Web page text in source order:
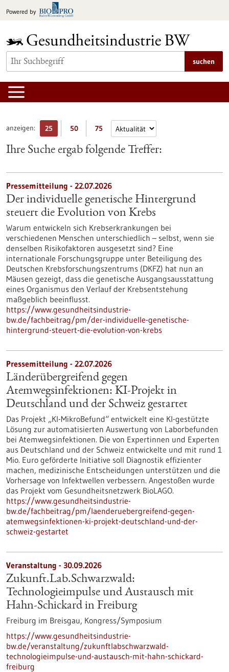
Inhalt
Powered by
suchen
anzeigen: 25 50 75
Ihre Suche ergab folgende Treffer:
Pressemitteilung - 22.07.2026
Der individuelle genetische Hintergrund
steuert die Evolution von Krebs
Warum entwickeln sich Krebserkrankungen bei
verschiedenen Menschen unterschiedlich – selbst, wenn sie
denselben Risikofaktoren ausgesetzt sind? Eine
internationale Forschungsgruppe unter Beteiligung des
Deutschen Krebsforschungszentrums (DKFZ) hat nun an
Mäusen gezeigt, dass die genetische Ausgangsausstattung
eines Organismus den Verlauf der Krebsentstehung
maßgeblich beeinflusst.
https://www.gesundheitsindustrie-
bw.de/fachbeitrag/pm/der-individuelle-genetische-
hintergrund-steuert-die-evolution-von-krebs
Pressemitteilung - 22.07.2026
Länderübergreifend gegen
Atemwegsinfektionen: KI-Projekt in
Deutschland und der Schweiz gestartet
Das Projekt „KI-MikroBefund“ entwickelt eine KI-gestützte
Lösung zur automatisierten Auswertung von Laborbefunden
bei Atemwegsinfektionen. Die von Expertinnen und Experten
aus Deutschland und der Schweiz entwickelte und mit rund 1
Mio. Euro geförderte Initiative soll Diagnostik effizienter
machen, medizinische Entscheidungen unterstützen und die
Vorhersage von Infektwellen verbessern. Angestoßen wurde
das Projekt vom Gesundheitsnetzwerk BioLAGO.
https://www.gesundheitsindustrie-
bw.de/fachbeitrag/pm/laenderuebergreifend-gegen-
atemwegsinfektionen-ki-projekt-deutschland-und-der-
schweiz-gestartet
Veranstaltung - 30.09.2026
Zukunft.Lab.Schwarzwald:
Technologieimpulse und Austausch mit
Hahn-Schickard in Freiburg
Freiburg im Breisgau, Kongress/Symposium
https://www.gesundheitsindustrie-
bw.de/veranstaltung/zukunftlabschwarzwald-
technologieimpulse-und-austausch-mit-hahn-schickard-
freiburg